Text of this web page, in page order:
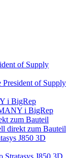
President of Supply
i BigRep
direkt zum Bauteil